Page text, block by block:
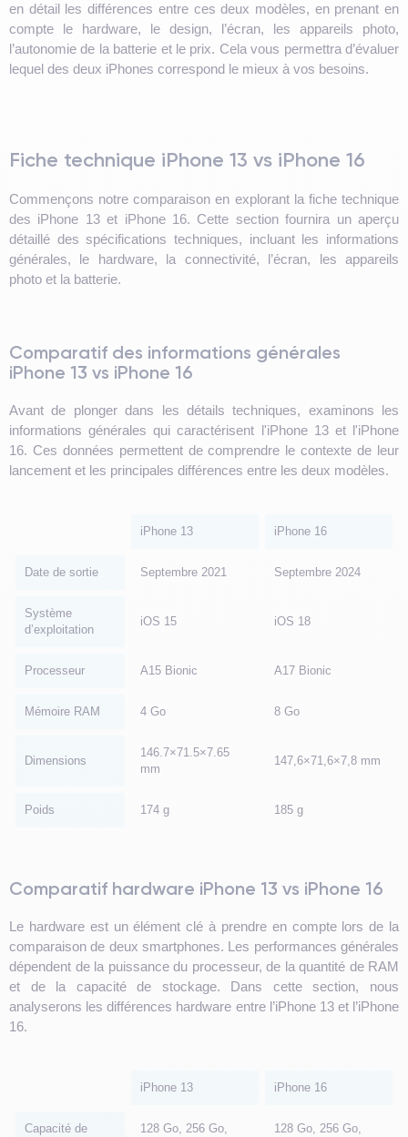
en détail les différences entre ces deux modèles, en prenant en
compte le hardware, le design, l’écran, les appareils photo,
l’autonomie de la batterie et le prix. Cela vous permettra d’évaluer
lequel des deux iPhones correspond le mieux à vos besoins.
Fiche technique iPhone 13 vs iPhone 16
Commençons notre comparaison en explorant la fiche technique
des iPhone 13 et iPhone 16. Cette section fournira un aperçu
détaillé des spécifications techniques, incluant les informations
générales, le hardware, la connectivité, l’écran, les appareils
photo et la batterie.
Comparatif des informations générales
iPhone 13 vs iPhone 16
Avant de plonger dans les détails techniques, examinons les
informations générales qui caractérisent l'iPhone 13 et l'iPhone
16. Ces données permettent de comprendre le contexte de leur
lancement et les principales différences entre les deux modèles.
iPhone 13 iPhone 16
Date de sortie Septembre 2021 Septembre 2024
Système
d’exploitation
iOS 15 iOS 18
Processeur A15 Bionic A17 Bionic
Mémoire RAM 4 Go 8 Go
Dimensions
146.7×71.5×7.65
mm
147,6×71,6×7,8 mm
Poids 174 g 185 g
Comparatif hardware iPhone 13 vs iPhone 16
Le hardware est un élément clé à prendre en compte lors de la
comparaison de deux smartphones. Les performances générales
dépendent de la puissance du processeur, de la quantité de RAM
et de la capacité de stockage. Dans cette section, nous
analyserons les différences hardware entre l’iPhone 13 et l’iPhone
16.
iPhone 13 iPhone 16
Capacité de
128 Go, 256 Go,
128 Go, 256 Go,